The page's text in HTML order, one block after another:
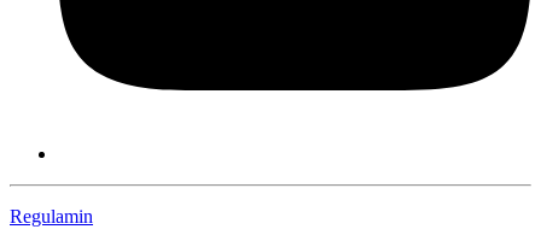
Regulamin